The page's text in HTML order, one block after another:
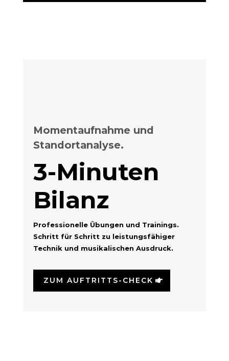
Momentaufnahme und
Standortanalyse.
3-Minuten
Bilanz
Professionelle Übungen und Trainings.
Schritt für Schritt zu leistungsfähiger
Technik und musikalischen Ausdruck.
ZUM AUFTRITTS-CHECK